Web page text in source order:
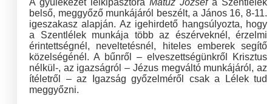
belső, meggyőző munkájáról beszélt, a János 16, 8-11.
igeszakasz alapján. Az igehirdető hangsúlyozta, hogy
a Szentlélek munkája több az észérveknél, érzelmi
érintettségnél, neveltetésnél, hiteles emberek segítő
közelségénél. A bűnről – elveszettségünkről Krisztus
nélkül-, az igazságról – Jézus megváltó munkájáról, az
ítéletről – az Igazság győzelméről csak a Lélek tud
meggyőzni.